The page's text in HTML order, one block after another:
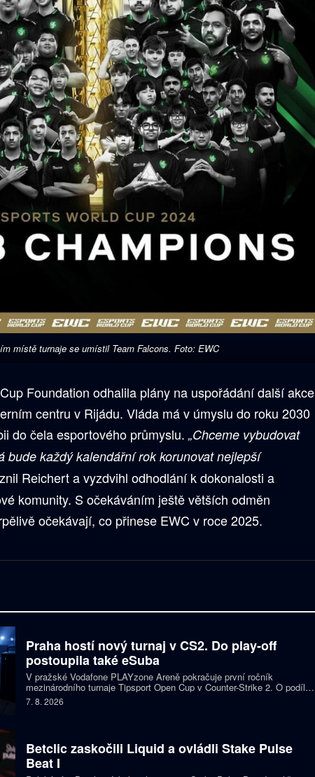
místě turnaje se umístil Team Falcons. Foto: EWC
Foundation odhalila plány na uspořádání další akce
centru v Rijádu. Vláda má v úmyslu do roku 2030
do čela esportového průmyslu. „Chceme vybudovat
bude každý kalendářní rok korunovat nejlepší
Reichert a vyzdvihl odhodlání k dokonalosti a
komunity. S očekáváním ještě větších odměn
očekávají, co přinese EWC v roce 2025.
Praha hostí nový turnaj v CS2. Do play-off
postoupila také eSuba
V pražské Vodafone PLAYzone Areně pokračuje první ročník
mezinárodního turnaje Tipsport Open Cup v Counter-Strike 2. O podíl z
prize poolu 11 tisíc eur a body do žebříčku VRS bojuje devět týmů.
Česká eSuba si už zajistila postup do play-off.
7. 8. 2026
Betclic zaskočili Liquid a ovládli Stake Pulse
Beat I